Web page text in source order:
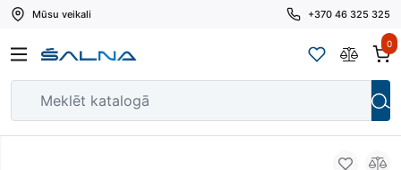
Mūsu veikali +370 46 325 325
0